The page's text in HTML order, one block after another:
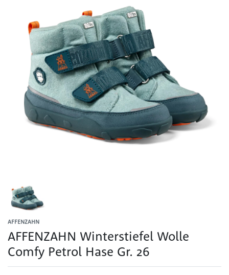
AFFENZAHN
AFFENZAHN Winterstiefel Wolle
Comfy Petrol Hase Gr. 26